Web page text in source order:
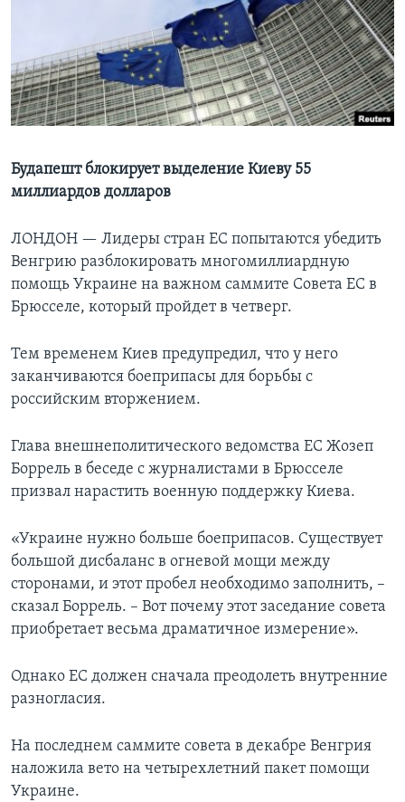
СОЦИАЛЬНЫЕ СЕТИ
Языки
Будапешт блокирует выделение Киеву 55
миллиардов долларов
ЛОНДОН — Лидеры стран ЕС попытаются убедить
Венгрию разблокировать многомиллиардную
помощь Украине на важном саммите Совета ЕС в
Брюсселе, который пройдет в четверг.
Тем временем Киев предупредил, что у него
заканчиваются боеприпасы для борьбы с
российским вторжением.
Глава внешнеполитического ведомства ЕС Жозеп
Боррель в беседе с журналистами в Брюсселе
призвал нарастить военную поддержку Киева.
«Украине нужно больше боеприпасов. Существует
большой дисбаланс в огневой мощи между
сторонами, и этот пробел необходимо заполнить, –
сказал Боррель. – Вот почему этот заседание совета
приобретает весьма драматичное измерение».
Однако ЕС должен сначала преодолеть внутренние
разногласия.
На последнем саммите совета в декабре Венгрия
наложила вето на четырехлетний пакет помощи
Украине.